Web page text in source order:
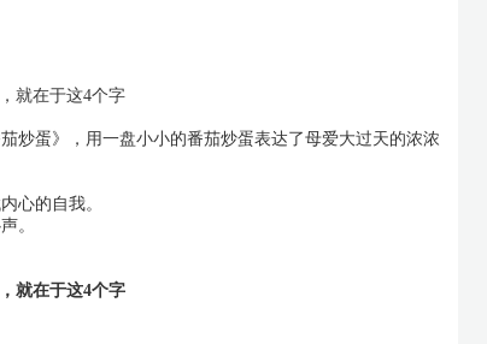
炒蛋》，用一盘小小的番茄炒蛋表达了母爱大过天的浓浓
心的自我。
。